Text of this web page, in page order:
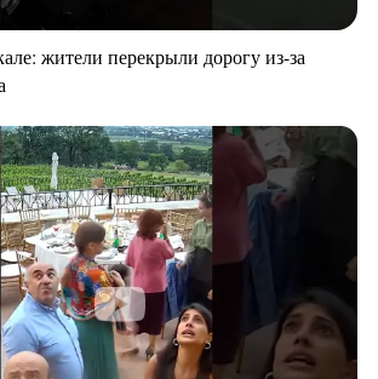
жители перекрыли дорогу из-за